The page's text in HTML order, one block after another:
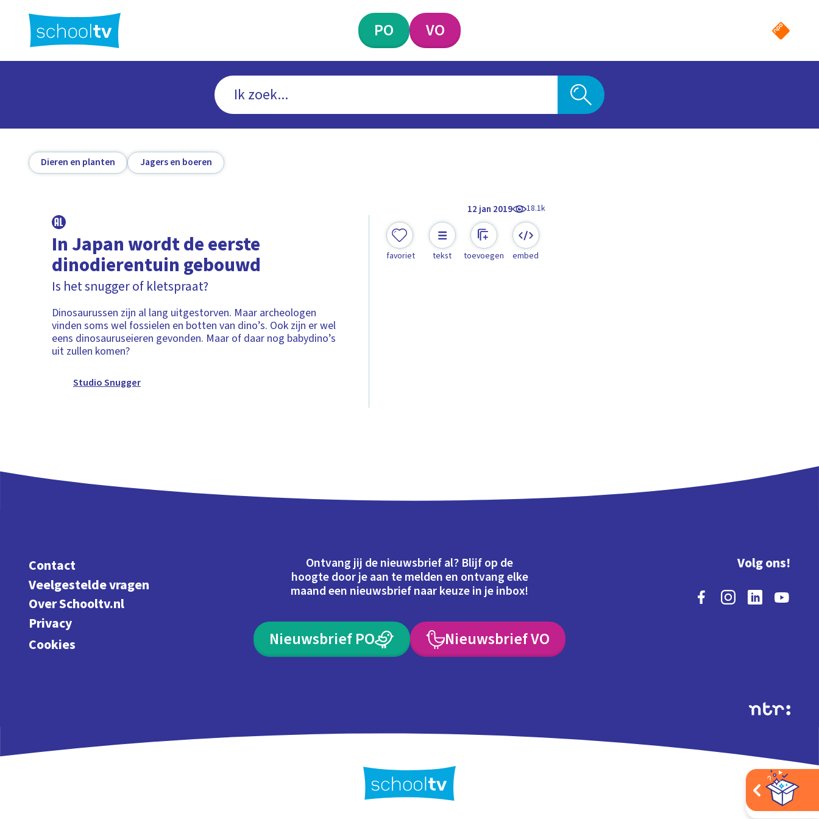
hoofdinhoud
PO VO
Dieren en planten Jagers en boeren
12 jan 2019 18.1k
In Japan wordt de eerste
dinodierentuin gebouwd
Is het snugger of kletspraat?
Dinosaurussen zijn al lang uitgestorven. Maar archeologen
vinden soms wel fossielen en botten van dino’s. Ook zijn er wel
eens dinosauruseieren gevonden. Maar of daar nog babydino’s
uit zullen komen?
Studio Snugger
favoriet tekst toevoegen embed
Contact
Veelgestelde vragen
Over Schooltv.nl
Privacy
Cookies
Ontvang jij de nieuwsbrief al? Blijf op de
hoogte door je aan te melden en ontvang elke
maand een nieuwsbrief naar keuze in je inbox!
Nieuwsbrief PO Nieuwsbrief VO
Volg ons!
Extra's